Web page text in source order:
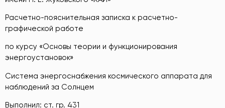
Расчетно-пояснительная записка к расчетно-
графической работе
по курсу «Основы теории и функционирования
энергоустановок»
Система энергоснабжения космического аппарата для
наблюдений за Солнцем
Выполнил: ст. гр. 431